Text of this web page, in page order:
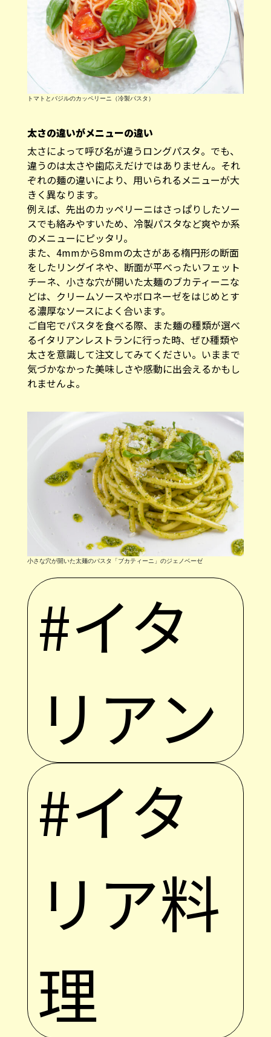
トマトとバジルのカッペリーニ（冷製パスタ）
太さの違いがメニューの違い
太さによって呼び名が違うロングパスタ。でも、
違うのは太さや歯応えだけではありません。それ
ぞれの麺の違いにより、用いられるメニューが大
きく異なります。
例えば、先出のカッペリーニはさっぱりしたソー
スでも絡みやすいため、冷製パスタなど爽やか系
のメニューにピッタリ。
また、4mmから8mmの太さがある楕円形の断面
をしたリングイネや、断面が平べったいフェット
チーネ、小さな穴が開いた太麺のブカティーニな
どは、クリームソースやボロネーゼをはじめとす
る濃厚なソースによく合います。
ご自宅でパスタを食べる際、また麺の種類が選べ
るイタリアンレストランに行った時、ぜひ種類や
太さを意識して注文してみてください。いままで
気づかなかった美味しさや感動に出会えるかもし
れませんよ。
小さな穴が開いた太麺のパスタ「ブカティーニ」のジェノベーゼ
#イタ
リアン
#イタ
リア料
理